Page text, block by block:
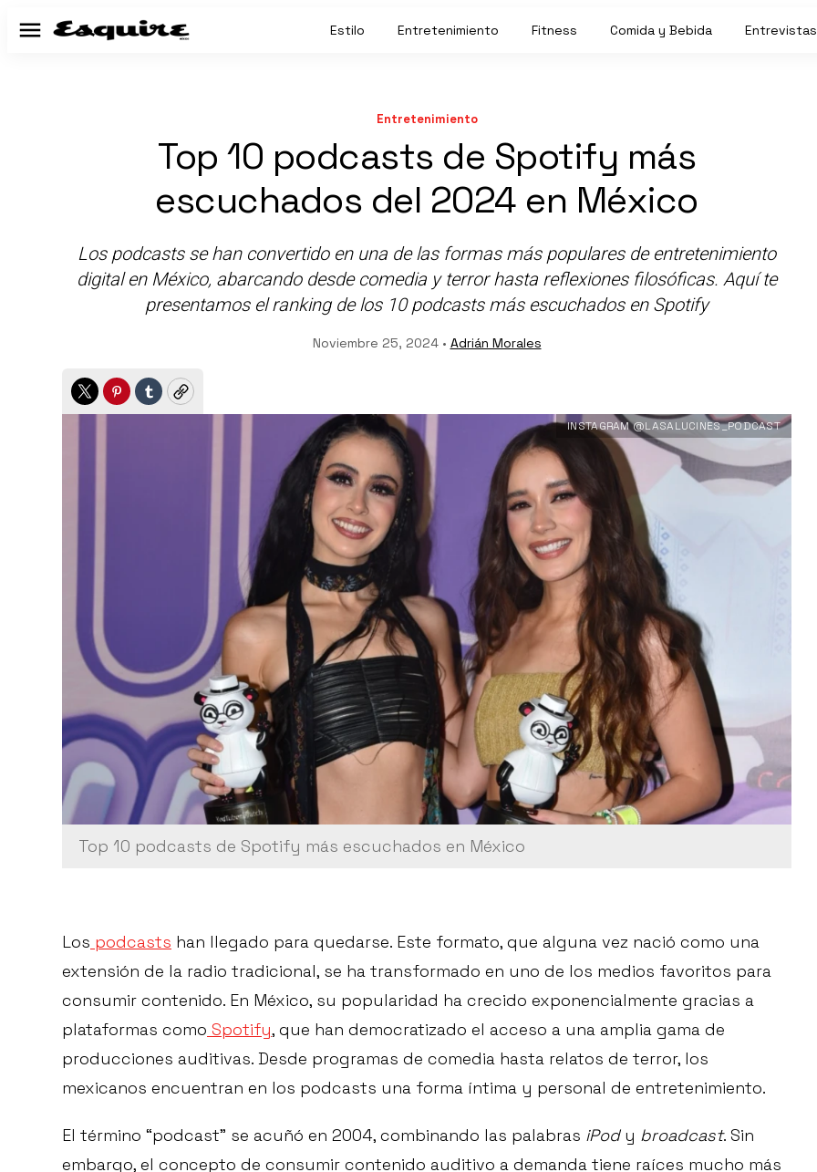
Menú Estilo Entretenimiento Fitness Comida y Bebida Entrevistas
Entretenimiento
Top 10 podcasts de Spotify más
escuchados del 2024 en México
Los podcasts se han convertido en una de las formas más populares de entretenimiento
digital en México, abarcando desde comedia y terror hasta reflexiones filosóficas. Aquí te
presentamos el ranking de los 10 podcasts más escuchados en Spotify
Noviembre 25, 2024 • Adrián Morales
TwitterPinterest
TumblrCopy
Top 10 podcasts de Spotify más escuchados en México
INSTAGRAM @LASALUCINES_PODCAST
Los podcasts han llegado para quedarse. Este formato, que alguna vez nació como una
extensión de la radio tradicional, se ha transformado en uno de los medios favoritos para
consumir contenido. En México, su popularidad ha crecido exponencialmente gracias a
plataformas como Spotify, que han democratizado el acceso a una amplia gama de
producciones auditivas. Desde programas de comedia hasta relatos de terror, los
mexicanos encuentran en los podcasts una forma íntima y personal de entretenimiento.
El término “podcast” se acuñó en 2004, combinando las palabras iPody broadcast. Sin
embargo, el concepto de consumir contenido auditivo a demanda tiene raíces mucho más